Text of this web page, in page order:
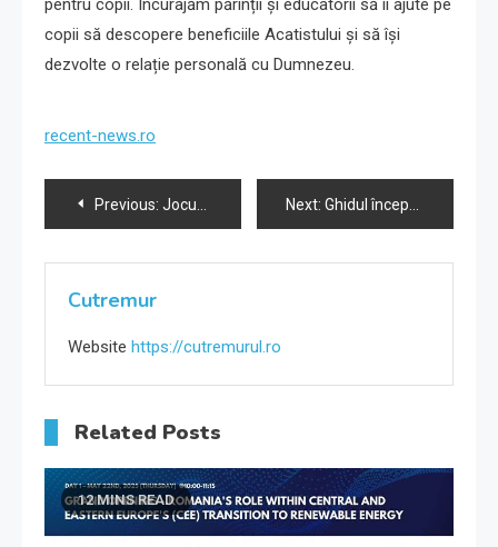
pentru copii. Încurajăm părinții și educatorii să îi ajute pe
copii să descopere beneficiile Acatistului și să își
dezvolte o relație personală cu Dumnezeu.
recent-news.ro
Navigare
în
articole
Previous: Jocuri video pentru copii: Beneficii și dezavantaje Next: Ghidul începătorului în grădinărit: sfaturi și trucuri esențiale.
Cutremur
Website https://cutremurul.ro
Related Posts
12 MINS READ